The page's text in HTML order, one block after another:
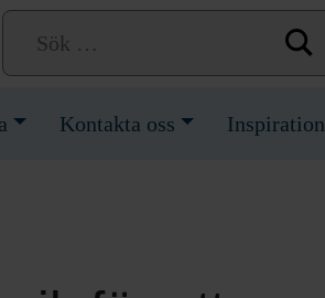
Kontakta oss Inspiration